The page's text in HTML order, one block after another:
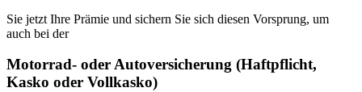
Sie jetzt Ihre Prämie und sichern Sie sich diesen Vorsprung, um
auch bei der
Motorrad- oder Autoversicherung (Haftpflicht,
Kasko oder Vollkasko)